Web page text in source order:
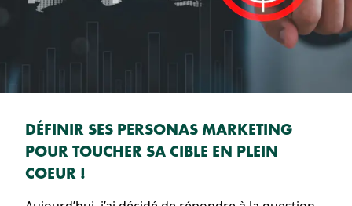
DÉFINIR SES PERSONAS MARKETING
POUR TOUCHER SA CIBLE EN PLEIN
COEUR !